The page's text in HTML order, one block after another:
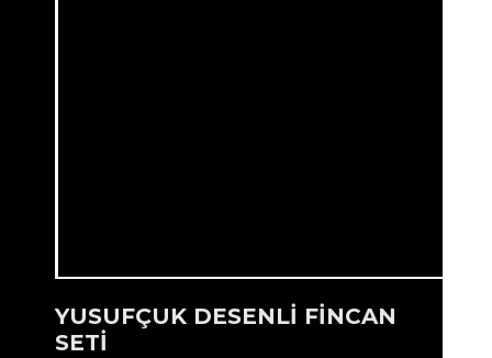
YUSUFÇUK DESENLİ FİNCAN
SETİ